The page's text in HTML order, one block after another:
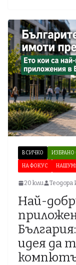
ВСИЧКО ИЗБРАНО
НА ФОКУС
20 юли Теодора
Най-
идея да